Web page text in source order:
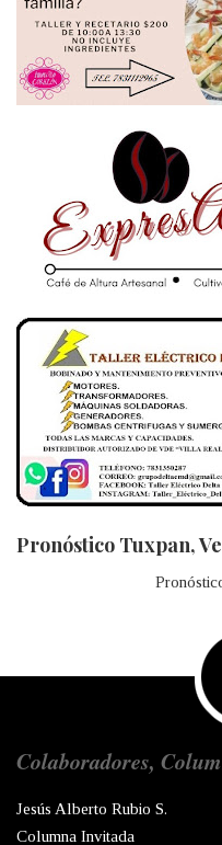
Pronóstico Tuxpan,
Colaboradores,
Jesús Alberto Rubio S.
Columna Invitada